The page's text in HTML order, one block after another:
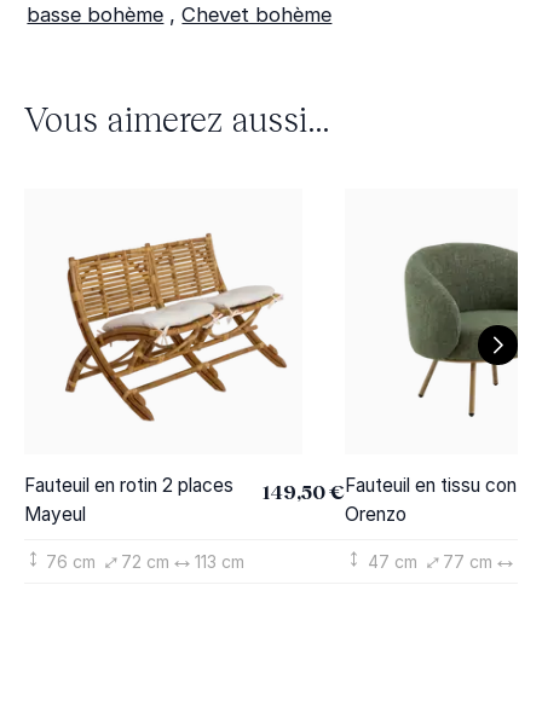
basse bohème ,Chevet bohème
Vous aimerez aussi...
Fauteuil en rotin 2 places
Mayeul
149,50 €
76 cm 72 cm 113 cm
Fauteuil en tissu
Orenzo
47 cm 77 cm